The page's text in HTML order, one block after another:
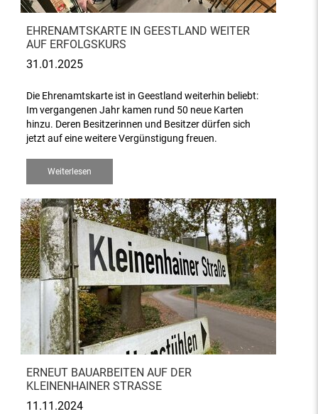
EHRENAMTSKARTE IN GEESTLAND WEITER
AUF ERFOLGSKURS
31.01.2025
Die Ehrenamtskarte ist in Geestland weiterhin beliebt:
Im vergangenen Jahr kamen rund 50 neue Karten
hinzu. Deren Besitzerinnen und Besitzer dürfen sich
jetzt auf eine weitere Vergünstigung freuen.
Weiterlesen
ERNEUT BAUARBEITEN AUF DER
KLEINENHAINER STRASSE
11.11.2024